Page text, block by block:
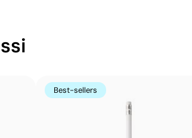
Permet
Best-sellers